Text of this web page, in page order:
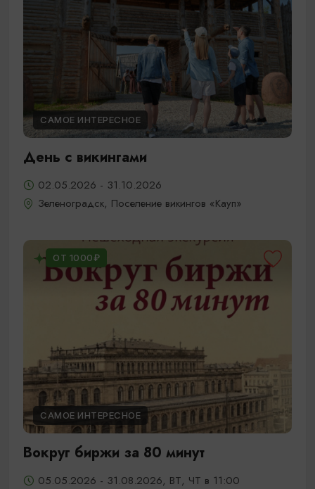
САМОЕ ИНТЕРЕСНОЕ
День с викингами
02.05.2026 - 31.10.2026
Зеленоградск, Поселение викингов «Кауп»
ОТ 1000₽
САМОЕ ИНТЕРЕСНОЕ
Вокруг биржи за 80 минут
05.05.2026 - 31.08.2026, ВТ, ЧТ в 11:00